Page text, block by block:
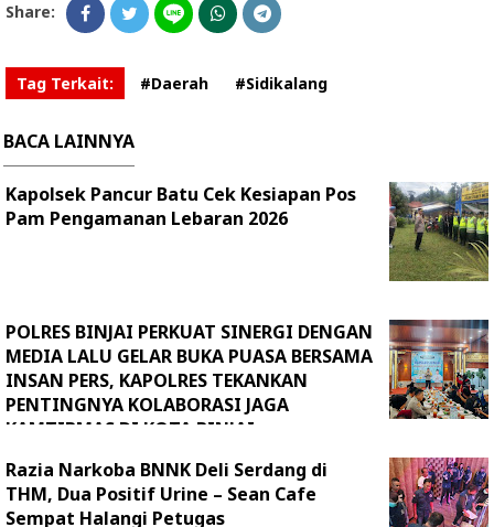
Share:
Tag Terkait: #Daerah #Sidikalang
BACA LAINNYA
Kapolsek Pancur Batu Cek Kesiapan Pos
Pam Pengamanan Lebaran 2026
POLRES BINJAI PERKUAT SINERGI DENGAN
MEDIA LALU GELAR BUKA PUASA BERSAMA
INSAN PERS, KAPOLRES TEKANKAN
PENTINGNYA KOLABORASI JAGA
KAMTIBMAS DI KOTA BINJAI
Razia Narkoba BNNK Deli Serdang di
THM, Dua Positif Urine – Sean Cafe
Sempat Halangi Petugas